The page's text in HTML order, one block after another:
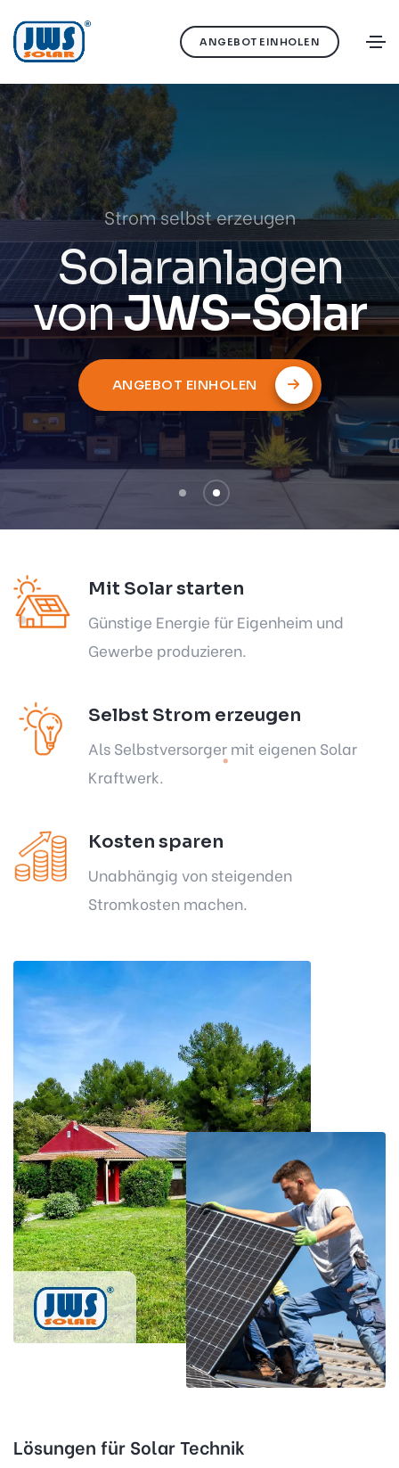
ANGEBOT EINHOLEN
Strom selbst erzeugen
Solaranlagen
vonJWS-Solar
ANGEBOT EINHOLEN
Mit Solar starten
Günstige Energie für Eigenheim und
Gewerbe produzieren.
Selbst Strom erzeugen
Als Selbstversorger mit eigenen Solar
Kraftwerk.
Kosten sparen
Unabhängig von steigenden
Stromkosten machen.
Lösungen für Solar Technik